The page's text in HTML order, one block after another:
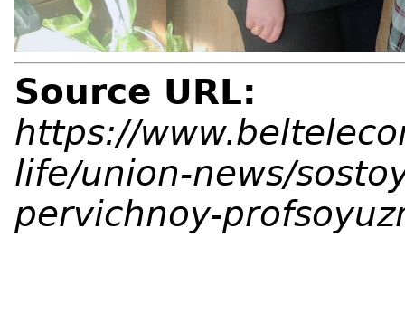
Source URL:
https://
life/union-news/
pervichnoy-